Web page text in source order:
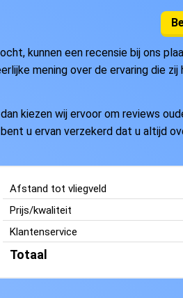
kunnen een recensie bij ons
mening over de ervaring die zij
kiezen wij ervoor om reviews
u ervan verzekerd dat u altijd
Afstand tot vliegveld
Prijs/kwaliteit
Klantenservice
Totaal